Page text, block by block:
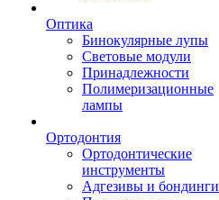
Оптика
Бинокулярные лупы
Световые модули
Принадлежности
Полимеризационные
лампы
Ортодонтия
Ортодонтические
инструменты
Адгезивы и бондинги